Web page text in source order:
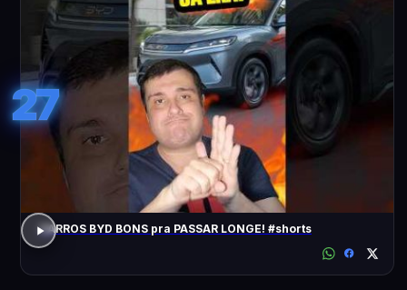
27
CARROS BYD BONS pra PASSAR LONGE! #shorts